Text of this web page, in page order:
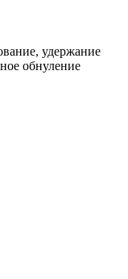
удержание
обнуление